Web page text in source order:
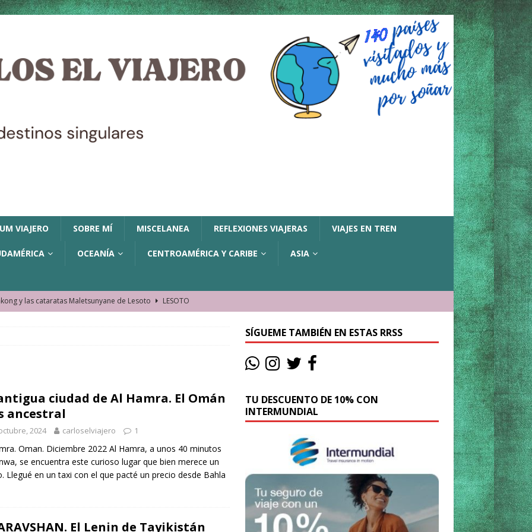
VIAJERO SOBRE MÍ MISCELANEA REFLEXIONES VIAJERAS VIAJES EN TREN
OCEANÍA CENTROAMÉRICA Y CARIBE ASIA
y las cataratas Maletsunyane de Lesoto
LESOTO
La historia de la misteriosa avioneta de la playa
JAMAICA
El barrio más castizo de Malabo GUINEA ECUATORIAL
ciudad de Al Hamra. El Omán
ancestral
2024 carloselviajero 1
Oman. Diciembre 2022 Al Hamra, a unos 40 minutos
se encuentra este curioso lugar que bien merece un
Llegué en un taxi con el que pacté un precio desde Bahla
El Lenin de Tayikistán
SÍGUEME TAMBIÉN EN ESTAS RRSS
TU DESCUENTO DE 10% CON
INTERMUNDIAL